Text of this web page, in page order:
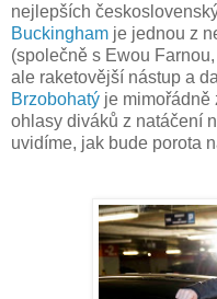
nejlepších
Buckingham je jednou z
(společně s Ewou
ale raketovější nástup a
Brzobohatý je mimořádně
ohlasy diváků z natáčení
uvidíme, jak bude porota